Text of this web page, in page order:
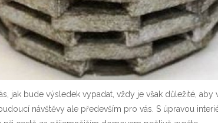
jak bude výsledek vypadat, vždy je však důležité,
návštěvy ale především pro vás. S úpravou